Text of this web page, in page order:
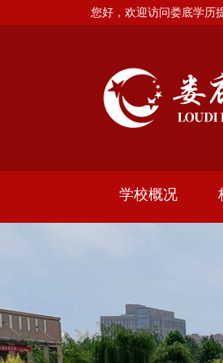
您好，欢迎访问娄底学历
学校概况